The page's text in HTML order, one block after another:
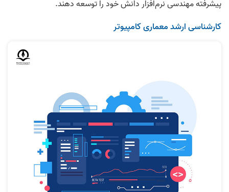
پیشرفته مهندسی نرم‌افزار دانش خود را توسعه دهند.
کارشناسی ارشد معماری کامپیوتر